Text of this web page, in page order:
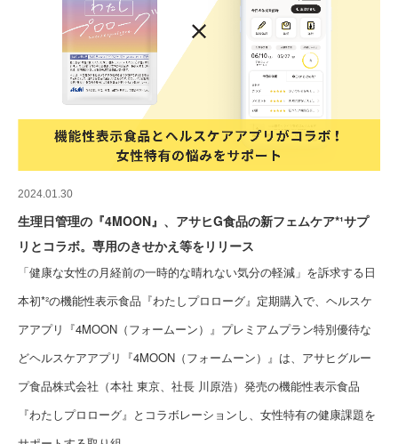
2024.01.30
生理日管理の『4MOON』、アサヒG食品の新フェムケア*¹サプ
リとコラボ。専用のきせかえ等をリリース
「健康な女性の月経前の一時的な晴れない気分の軽減」を訴求する日
本初*²の機能性表示食品『わたしプロローグ』定期購入で、ヘルスケ
アアプリ『4MOON（フォームーン）』プレミアムプラン特別優待な
どヘルスケアアプリ『4MOON（フォームーン）』は、アサヒグルー
プ食品株式会社（本社 東京、社長 川原浩）発売の機能性表示食品
『わたしプロローグ』とコラボレーションし、女性特有の健康課題を